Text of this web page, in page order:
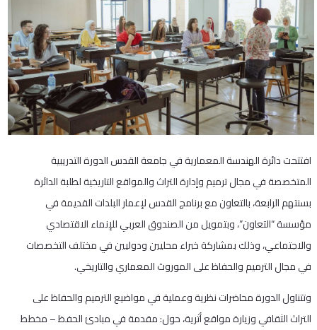
افتتحت دائرة الهندسة المعمارية في جامعة القدس الدورة التدريبية
المتخصصة في مجال ترميم وإدارة التراث والمواقع التاريخية لطلبة الدائرة
بسنتهم الرابعة، بالتعاون مع برنامج القدس لإعمار البلدات القديمة في
مؤسسة “التعاون”، وبتمويل من الصندوق العربي للإنماء الاقتصادي
والاجتماعي، وذلك بمشاركة خبراء محليين ودوليين في مختلف التخصصات
في مجال الترميم والحفاظ على الموروث المعماري والتاريخي.
وتتناول الدورة محاضرات نظرية وعملية في مواضيع الترميم والحفاظ على
التراث الثقافي وزيارة مواقع أثرية، حول: مقدمة في مبادئ الحفظ – مخطط